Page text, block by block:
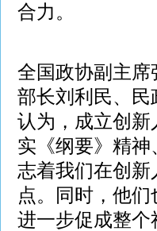
合力。
全国政协副主
部长刘利民、
认为，成立创
实《纲要》精
志着我们在创
点。同时，他
进一步促成整